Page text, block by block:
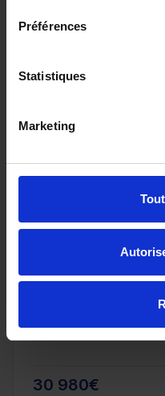
Préférences
Statistiques
Marketing
CUPRA
1.5 eTSI 150CH DSG7
29415 km - 2025 -
30 980€